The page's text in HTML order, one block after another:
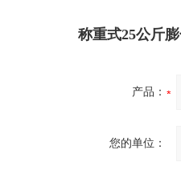
称重式25公斤
产品：
您的单位：